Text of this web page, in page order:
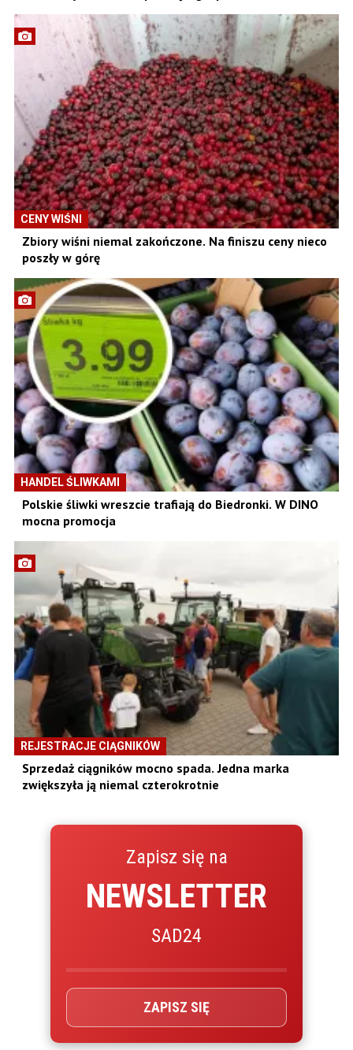
CENY WIŚNI
Zbiory wiśni niemal zakończone. Na finiszu ceny nieco
poszły w górę
HANDEL ŚLIWKAMI
Polskie śliwki wreszcie trafiają do Biedronki. W DINO
mocna promocja
REJESTRACJE CIĄGNIKÓW
Sprzedaż ciągników mocno spada. Jedna marka
zwiększyła ją niemal czterokrotnie
Zapisz się na
NEWSLETTER
SAD24
ZAPISZ SIĘ